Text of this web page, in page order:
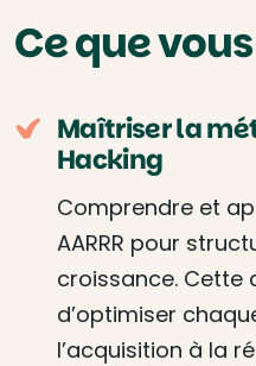
Ce que
Maîtriser la
Hacking
Comprendre et
AARRR pour
croissance. Cette
d’optimiser
l’acquisition à la